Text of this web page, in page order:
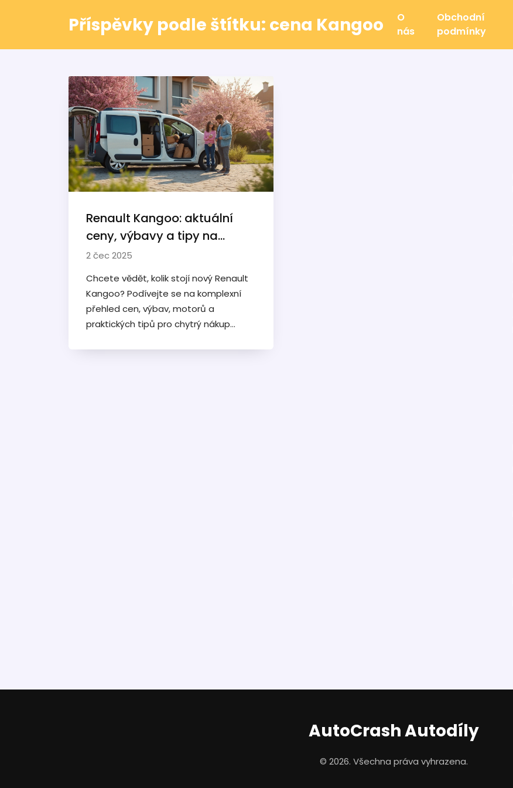
Příspěvky podle štítku: cena Kangoo
O
nás
Obchodní
podmínky
Renault Kangoo: aktuální
ceny, výbavy a tipy na
výhodný nákup
2 čec 2025
Chcete vědět, kolik stojí nový Renault
Kangoo? Podívejte se na komplexní
přehled cen, výbav, motorů a
praktických tipů pro chytrý nákup
AutoCrash Autodíly
© 2026. Všechna práva vyhrazena.